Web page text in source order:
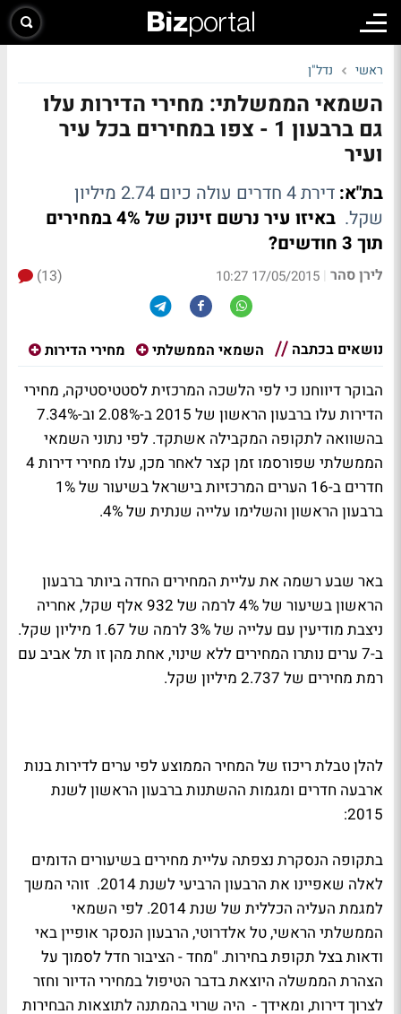
ראשי נדל"ן
השמאי הממשלתי: מחירי הדירות עלו
גם ברבעון 1 - צפו במחירים בכל עיר
ועיר
בת"א:
דירת 4 חדרים עולה כיום 2.74 מיליון
שקל.
באיזו עיר נרשם זינוק של 4% במחירים
תוך 3 חודשים?
לירן סהר |
17/05/2015 10:27
(13)
נושאים בכתבה השמאי הממשלתי מחירי הדירות
הבוקר דיווחנו כי לפי הלשכה המרכזית לסטטיסטיקה, מחירי
הדירות עלו ברבעון הראשון של 2015 ב-2.08% וב-7.34%
בהשוואה לתקופה המקבילה אשתקד. לפי נתוני השמאי
הממשלתי שפורסמו זמן קצר לאחר מכן, עלו מחירי דירות 4
חדרים ב-16 הערים המרכזיות בישראל בשיעור של 1%
ברבעון הראשון והשלימו עלייה שנתית של 4%.
באר שבע רשמה את עליית המחירים החדה ביותר ברבעון
הראשון בשיעור של 4% לרמה של 932 אלף שקל, אחריה
ניצבת מודיעין עם עלייה של 3% לרמה של 1.67 מיליון שקל.
ב-7 ערים נותרו המחירים ללא שינוי, אחת מהן זו תל אביב עם
רמת מחירים של 2.737 מיליון שקל.
להלן טבלת ריכוז של המחיר הממוצע לפי ערים לדירות בנות
ארבעה חדרים ומגמות ההשתנות ברבעון הראשון לשנת
2015:
בתקופה הנסקרת נצפתה עליית מחירים בשיעורים הדומים
לאלה שאפיינו את הרבעון הרביעי לשנת 2014. זוהי המשך
למגמת העליה הכללית של שנת 2014. לפי השמאי
הממשלתי הראשי, טל אלדרוטי, הרבעון הנסקר אופיין באי
ודאות בצל תקופת בחירות. "מחד - הציבור חדל לסמוך על
הצהרת הממשלה היוצאת בדבר הטיפול במחירי הדיור וחזר
לצרוך דירות, ומאידך - היה שרוי בהמתנה לתוצאות הבחירות